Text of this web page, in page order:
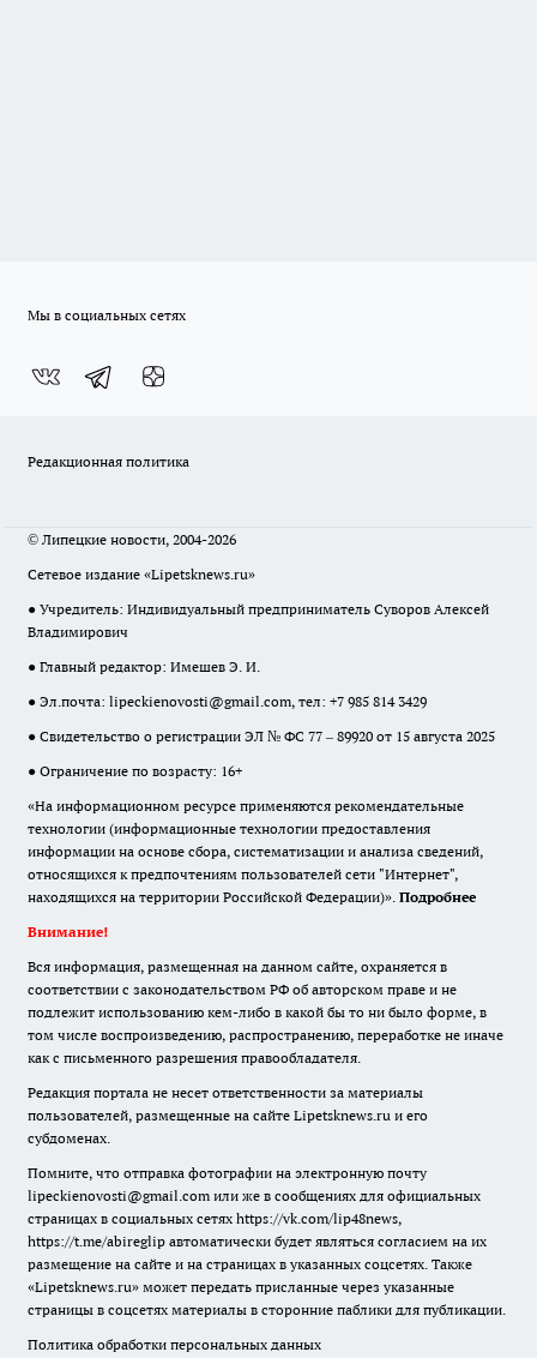
Мы в социальных сетях
Редакционная политика
© Липецкие новости, 2004-2026
Сетевое издание «Lipetsknews.ru»
● Учредитель: Индивидуальный предприниматель Суворов Алексей
Владимирович
● Главный редактор: Имешев Э. И.
● Эл.почта: lipeckienovosti@gmail.com, тел: +7 985 814 3429
● Свидетельство о регистрации ЭЛ № ФС 77 – 89920 от 15 августа 2025
● Ограничение по возрасту: 16+
«На информационном ресурсе применяются рекомендательные
технологии (информационные технологии предоставления
информации на основе сбора, систематизации и анализа сведений,
относящихся к предпочтениям пользователей сети "Интернет",
находящихся на территории Российской Федерации)». Подробнее
Внимание!
Вся информация, размещенная на данном сайте, охраняется в
соответствии с законодательством РФ об авторском праве и не
подлежит использованию кем-либо в какой бы то ни было форме, в
том числе воспроизведению, распространению, переработке не иначе
как с письменного разрешения правообладателя.
Редакция портала не несет ответственности за материалы
пользователей, размещенные на сайте Lipetsknews.ru и его
субдоменах.
Помните, что отправка фотографии на электронную почту
lipeckienovosti@gmail.com или же в сообщениях для официальных
страницах в социальных сетях https://vk.com/lip48news,
https://t.me/abireglip автоматически будет являться согласием на их
размещение на сайте и на страницах в указанных соцсетях. Также
«Lipetsknews.ru» может передать присланные через указанные
страницы в соцсетях материалы в сторонние паблики для публикации.
Политика обработки персональных данных